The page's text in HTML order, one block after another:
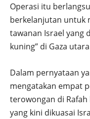
Operasi itu
berkelanjutan untuk
tawanan Israel yang
kuning” di Gaza
Dalam pernyataan
mengatakan empat
terowongan di
yang kini dikuasai